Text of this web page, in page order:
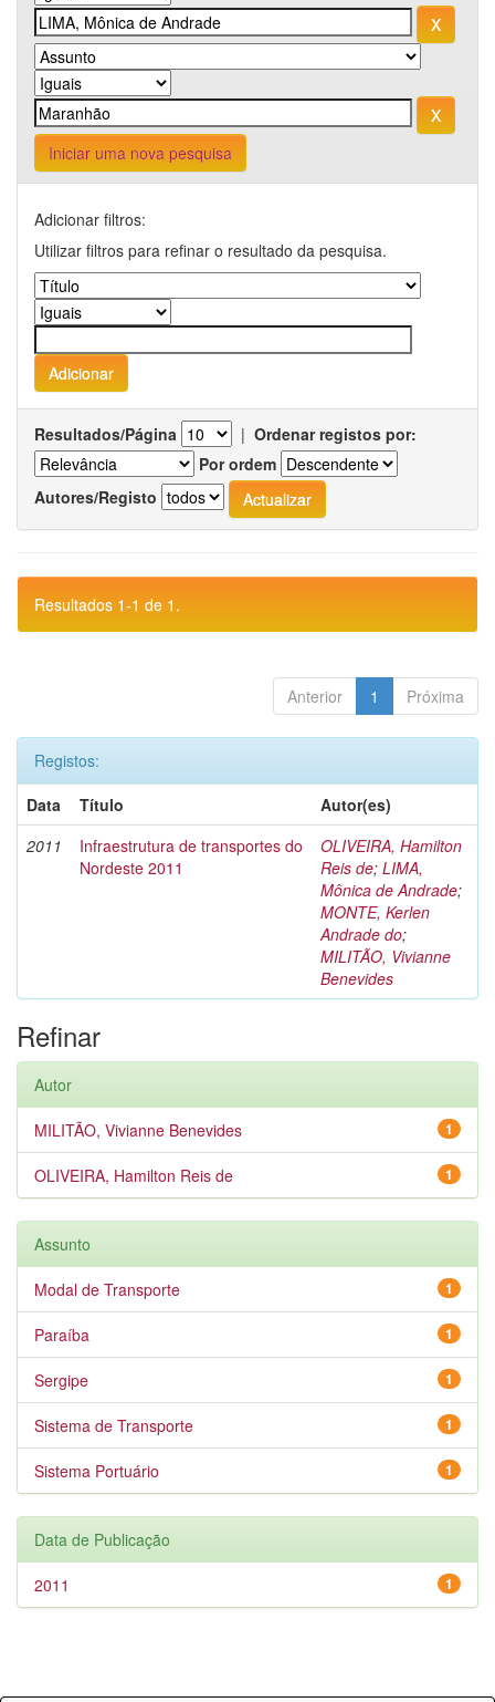
Iniciar uma nova pesquisa
Adicionar filtros:
Utilizar filtros para refinar o resultado da pesquisa.
Resultados/Página | Ordenar registos por:
Por ordem
Autores/Registo
Resultados 1-1 de 1.
Anterior 1 Próxima
Registos:
Data
Título
Autor(es)
2011
Infraestrutura de transportes do
Nordeste 2011
OLIVEIRA, Hamilton
Reis de; LIMA,
Mônica de Andrade;
MONTE, Kerlen
Andrade do;
MILITÃO, Vivianne
Benevides
Refinar
Autor
1
MILITÃO, Vivianne Benevides
1
OLIVEIRA, Hamilton Reis de
Assunto
1
Modal de Transporte
1
Paraíba
1
Sergipe
1
Sistema de Transporte
1
Sistema Portuário
Data de Publicação
1
2011